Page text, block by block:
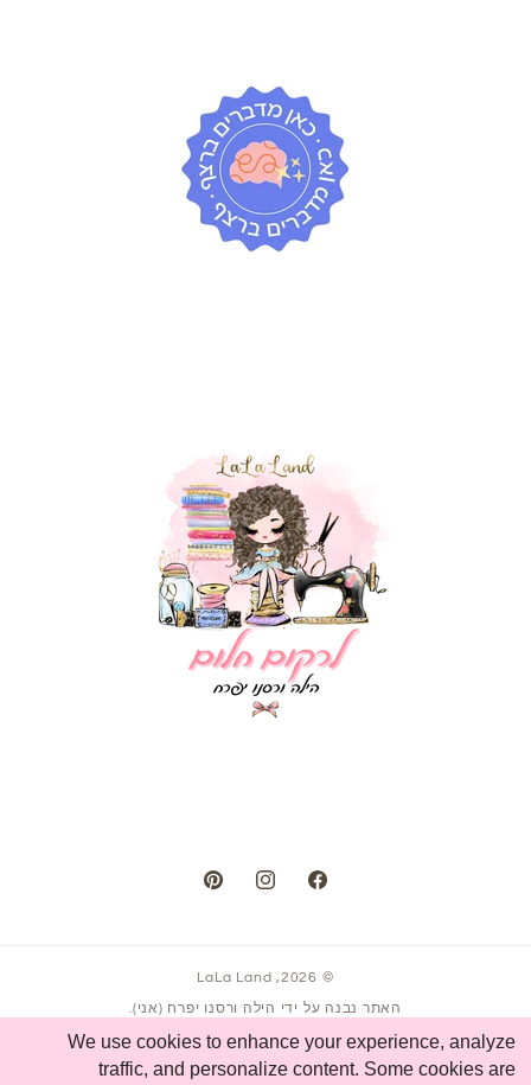
Facebook
Instagram
Pinterest
© 2026,
LaLa Land
האתר נבנה על ידי הילה ורסנו יפרח (אני).
אם גם את רוצה אתר שמרגיש כמו העסק שלך,
אפשר ליצור קשר ב-050-3330752 או ללחוץ להתחלת שיחה.
We use cookies to enhance your experience, analyze
traffic, and personalize content. Some cookies are